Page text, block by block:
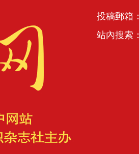
投稿郵箱：
站內搜索：